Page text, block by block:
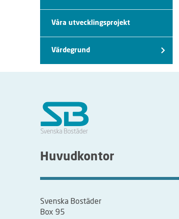
Våra utvecklingsprojekt
Värdegrund
Huvudkontor
Svenska Bostäder
Box 95